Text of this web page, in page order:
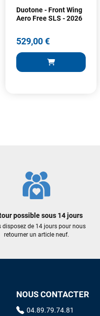
Duotone - Front Wing
Aero Free SLS - 2026
529,00 €
possible sous 14 jours
disposez de 14 jours pour nous
retourner un article neuf.
NOUS CONTACTER
04.89.79.74.81
pour cette severne
3 mois
service. L'envoi a